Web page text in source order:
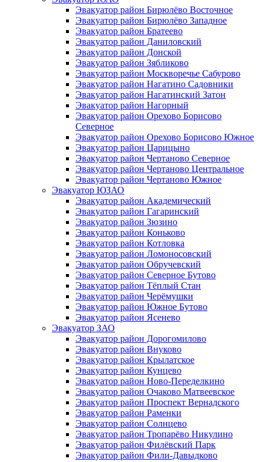
Эвакуатор район Бирюлёво Восточное
Эвакуатор район Бирюлёво Западное
Эвакуатор район Братеево
Эвакуатор район Даниловский
Эвакуатор район Донской
Эвакуатор район Зябликово
Эвакуатор район Москворечье Сабурово
Эвакуатор район Нагатино Cадовники
Эвакуатор район Нагатинский Затон
Эвакуатор район Нагорный
Эвакуатор район Орехово Борисово
Северное
Эвакуатор район Орехово Борисово Южное
Эвакуатор район Царицыно
Эвакуатор район Чертаново Северное
Эвакуатор район Чертаново Центральное
Эвакуатор район Чертаново Южное
Эвакуатор ЮЗАО
Эвакуатор район Академический
Эвакуатор район Гагаринский
Эвакуатор район Зюзино
Эвакуатор район Коньково
Эвакуатор район Котловка
Эвакуатор район Ломоносовский
Эвакуатор район Обручевский
Эвакуатор район Северное Бутово
Эвакуатор район Тёплый Стан
Эвакуатор район Черёмушки
Эвакуатор район Южное Бутово
Эвакуатор район Ясенево
Эвакуатор ЗАО
Эвакуатор район Дорогомилово
Эвакуатор район Внуково
Эвакуатор район Крылатское
Эвакуатор район Кунцево
Эвакуатор район Ново-Переделкино
Эвакуатор район Очаково Матвеевское
Эвакуатор район Проспект Вернадского
Эвакуатор район Раменки
Эвакуатор район Солнцево
Эвакуатор район Тропарёво Никулино
Эвакуатор район Филёвский Парк
Эвакуатор район Фили-Давыдково